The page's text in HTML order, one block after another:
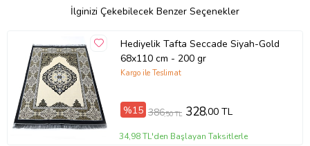
İlginizi Çekebilecek Benzer Seçenekler
Hediyelik Tafta Seccade Siyah-Gold
68x110 cm - 200 gr
Kargo ile Teslimat
%15 386,50 TL 328,00 TL
34,98 TL'den Başlayan Taksitlerle